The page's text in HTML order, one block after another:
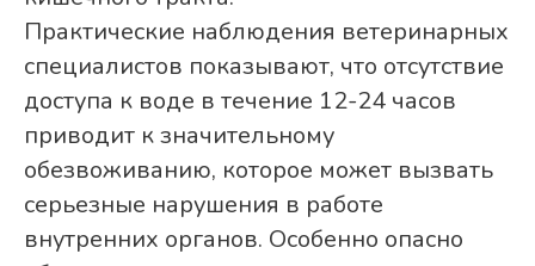
Практические наблюдения ветеринарных
специалистов показывают, что отсутствие
доступа к воде в течение 12-24 часов
приводит к значительному
обезвоживанию, которое может вызвать
серьезные нарушения в работе
внутренних органов. Особенно опасно